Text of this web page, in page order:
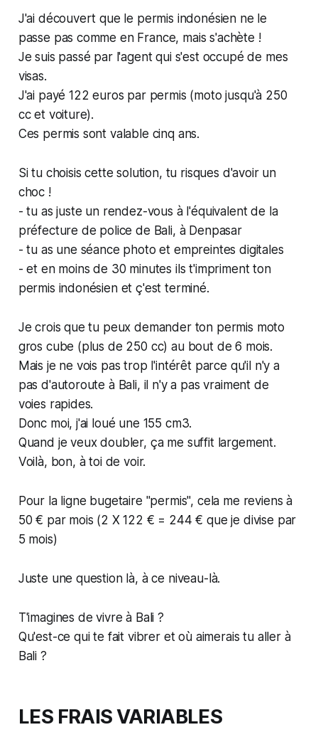
J'ai découvert que le permis indonésien ne le
passe pas comme en France, mais s'achète !
Je suis passé par l'agent qui s'est occupé de mes
visas.
J'ai payé 122 euros par permis (moto jusqu'à 250
cc et voiture).
Ces permis sont valable cinq ans.
Si tu choisis cette solution, tu risques d'avoir un
choc !
- tu as juste un rendez-vous à l'équivalent de la
préfecture de police de Bali, à Denpasar
- tu as une séance photo et empreintes digitales
- et en moins de 30 minutes ils t'impriment ton
permis indonésien et ç'est terminé.
Je crois que tu peux demander ton permis moto
gros cube (plus de 250 cc) au bout de 6 mois.
Mais je ne vois pas trop l'intérêt parce qu'il n'y a
pas d'autoroute à Bali, il n'y a pas vraiment de
voies rapides.
Donc moi, j'ai loué une 155 cm3.
Quand je veux doubler, ça me suffit largement.
Voilà, bon, à toi de voir.
Pour la ligne bugetaire "permis", cela me reviens à
50 € par mois (2 X 122 € = 244 € que je divise par
5 mois)
Juste une question là, à ce niveau-là.
T'imagines de vivre à Bali ?
Qu'est-ce qui te fait vibrer et où aimerais tu aller à
Bali ?
LES FRAIS VARIABLES